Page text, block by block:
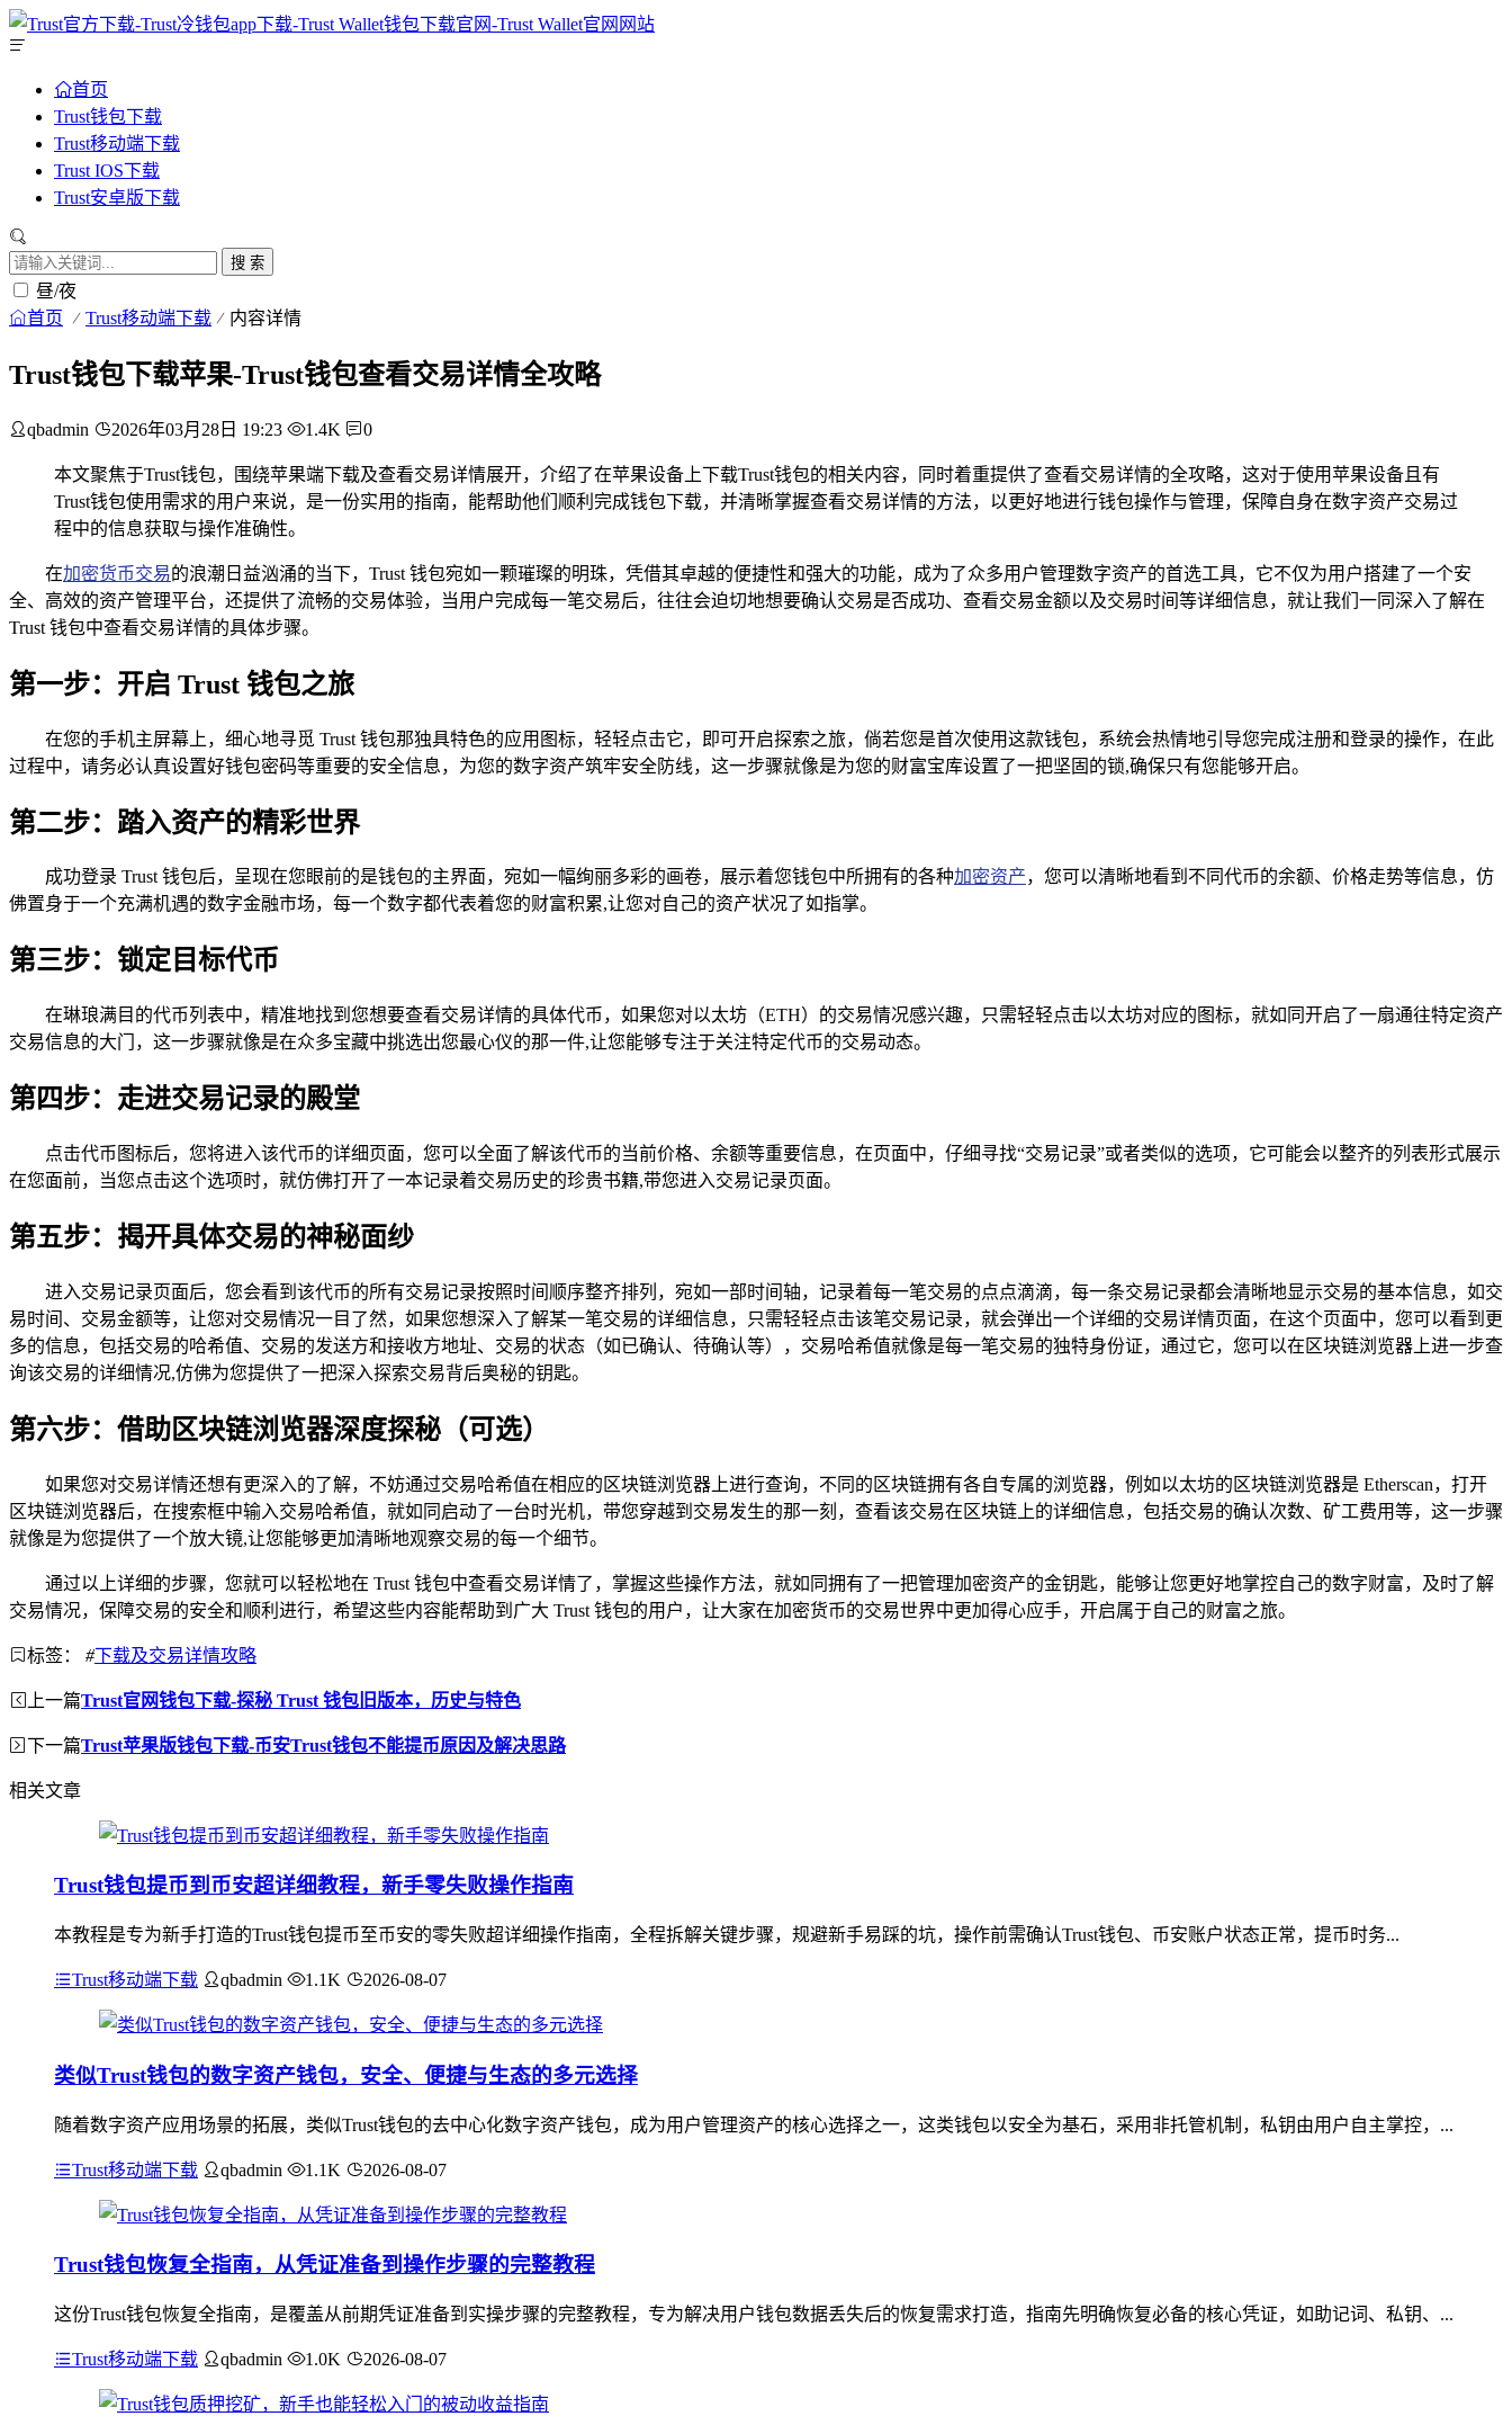
首页
Trust钱包下载
Trust移动端下载
Trust IOS下载
Trust安卓版下载
搜 索
昼/夜
首页 Trust移动端下载 内容详情
Trust钱包下载苹果-Trust钱包查看交易详情全攻略
qbadmin 2026年03月28日 19:23 1.4K 0
本文聚焦于Trust钱包，围绕苹果端下载及查看交易详情展开，介绍了在苹果设备上下载Trust钱包的相关内容，同时着重提供了查看交易详情的全攻略，这对于使用苹果设备且有
Trust钱包使用需求的用户来说，是一份实用的指南，能帮助他们顺利完成钱包下载，并清晰掌握查看交易详情的方法，以更好地进行钱包操作与管理，保障自身在数字资产交易过
程中的信息获取与操作准确性。
在加密货币交易的浪潮日益汹涌的当下，Trust 钱包宛如一颗璀璨的明珠，凭借其卓越的便捷性和强大的功能，成为了众多用户管理数字资产的首选工具，它不仅为用户搭建了一个安
全、高效的资产管理平台，还提供了流畅的交易体验，当用户完成每一笔交易后，往往会迫切地想要确认交易是否成功、查看交易金额以及交易时间等详细信息，就让我们一同深入了解在
Trust 钱包中查看交易详情的具体步骤。
第一步：开启 Trust 钱包之旅
在您的手机主屏幕上，细心地寻觅 Trust 钱包那独具特色的应用图标，轻轻点击它，即可开启探索之旅，倘若您是首次使用这款钱包，系统会热情地引导您完成注册和登录的操作，在此
过程中，请务必认真设置好钱包密码等重要的安全信息，为您的数字资产筑牢安全防线，这一步骤就像是为您的财富宝库设置了一把坚固的锁,确保只有您能够开启。
第二步：踏入资产的精彩世界
成功登录 Trust 钱包后，呈现在您眼前的是钱包的主界面，宛如一幅绚丽多彩的画卷，展示着您钱包中所拥有的各种加密资产，您可以清晰地看到不同代币的余额、价格走势等信息，仿
佛置身于一个充满机遇的数字金融市场，每一个数字都代表着您的财富积累,让您对自己的资产状况了如指掌。
第三步：锁定目标代币
在琳琅满目的代币列表中，精准地找到您想要查看交易详情的具体代币，如果您对以太坊（ETH）的交易情况感兴趣，只需轻轻点击以太坊对应的图标，就如同开启了一扇通往特定资产
交易信息的大门，这一步骤就像是在众多宝藏中挑选出您最心仪的那一件,让您能够专注于关注特定代币的交易动态。
第四步：走进交易记录的殿堂
点击代币图标后，您将进入该代币的详细页面，您可以全面了解该代币的当前价格、余额等重要信息，在页面中，仔细寻找“交易记录”或者类似的选项，它可能会以整齐的列表形式展示
在您面前，当您点击这个选项时，就仿佛打开了一本记录着交易历史的珍贵书籍,带您进入交易记录页面。
第五步：揭开具体交易的神秘面纱
进入交易记录页面后，您会看到该代币的所有交易记录按照时间顺序整齐排列，宛如一部时间轴，记录着每一笔交易的点点滴滴，每一条交易记录都会清晰地显示交易的基本信息，如交
易时间、交易金额等，让您对交易情况一目了然，如果您想深入了解某一笔交易的详细信息，只需轻轻点击该笔交易记录，就会弹出一个详细的交易详情页面，在这个页面中，您可以看到更
多的信息，包括交易的哈希值、交易的发送方和接收方地址、交易的状态（如已确认、待确认等），交易哈希值就像是每一笔交易的独特身份证，通过它，您可以在区块链浏览器上进一步查
询该交易的详细情况,仿佛为您提供了一把深入探索交易背后奥秘的钥匙。
第六步：借助区块链浏览器深度探秘（可选）
如果您对交易详情还想有更深入的了解，不妨通过交易哈希值在相应的区块链浏览器上进行查询，不同的区块链拥有各自专属的浏览器，例如以太坊的区块链浏览器是 Etherscan，打开
区块链浏览器后，在搜索框中输入交易哈希值，就如同启动了一台时光机，带您穿越到交易发生的那一刻，查看该交易在区块链上的详细信息，包括交易的确认次数、矿工费用等，这一步骤
就像是为您提供了一个放大镜,让您能够更加清晰地观察交易的每一个细节。
通过以上详细的步骤，您就可以轻松地在 Trust 钱包中查看交易详情了，掌握这些操作方法，就如同拥有了一把管理加密资产的金钥匙，能够让您更好地掌控自己的数字财富，及时了解
交易情况，保障交易的安全和顺利进行，希望这些内容能帮助到广大 Trust 钱包的用户，让大家在加密货币的交易世界中更加得心应手，开启属于自己的财富之旅。
标签： #下载及交易详情攻略
上一篇Trust官网钱包下载-探秘 Trust 钱包旧版本，历史与特色
下一篇Trust苹果版钱包下载-币安Trust钱包不能提币原因及解决思路
相关文章
Trust钱包提币到币安超详细教程，新手零失败操作指南
本教程是专为新手打造的Trust钱包提币至币安的零失败超详细操作指南，全程拆解关键步骤，规避新手易踩的坑，操作前需确认Trust钱包、币安账户状态正常，提币时务...
Trust移动端下载 qbadmin 1.1K 2026-08-07
类似Trust钱包的数字资产钱包，安全、便捷与生态的多元选择
随着数字资产应用场景的拓展，类似Trust钱包的去中心化数字资产钱包，成为用户管理资产的核心选择之一，这类钱包以安全为基石，采用非托管机制，私钥由用户自主掌控，...
Trust移动端下载 qbadmin 1.1K 2026-08-07
Trust钱包恢复全指南，从凭证准备到操作步骤的完整教程
这份Trust钱包恢复全指南，是覆盖从前期凭证准备到实操步骤的完整教程，专为解决用户钱包数据丢失后的恢复需求打造，指南先明确恢复必备的核心凭证，如助记词、私钥、...
Trust移动端下载 qbadmin 1.0K 2026-08-07